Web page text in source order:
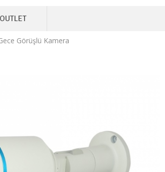
OUTLET
Görüşlü Kamera